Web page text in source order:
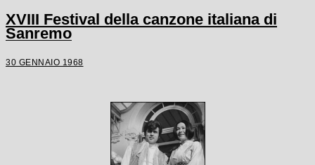
XVIII Festival della canzone italiana di
Sanremo
30 GENNAIO 1968